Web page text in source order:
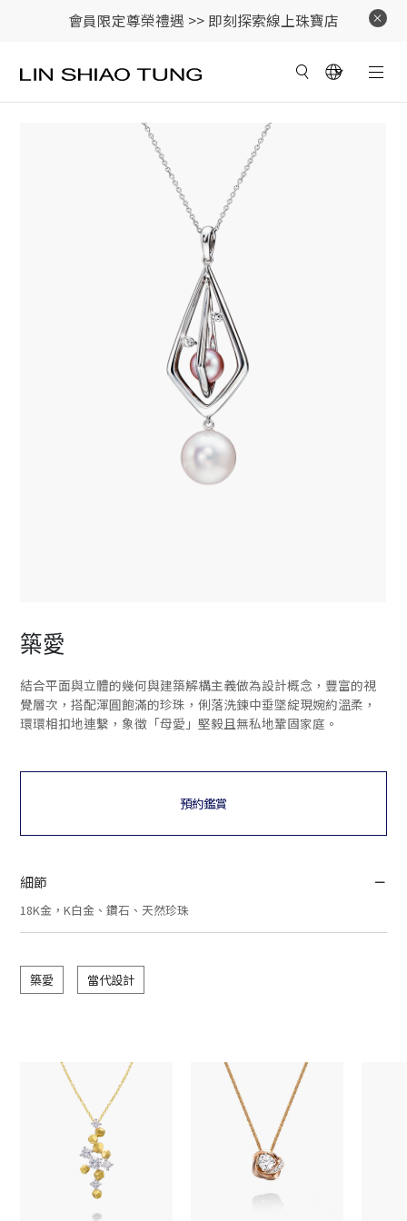
會員限定尊榮禮遇 >> 即刻探索線上珠寶店
築愛
結合平面與立體的幾何與建築解構主義做為設計概念，豐富的視
覺層次，搭配渾圓飽滿的珍珠，俐落洗鍊中垂墜綻現婉約溫柔，
環環相扣地連繫，象徵「母愛」堅毅且無私地鞏固家庭。
預約鑑賞
細節
18K金，K白金、鑽石、天然珍珠
築愛 當代設計